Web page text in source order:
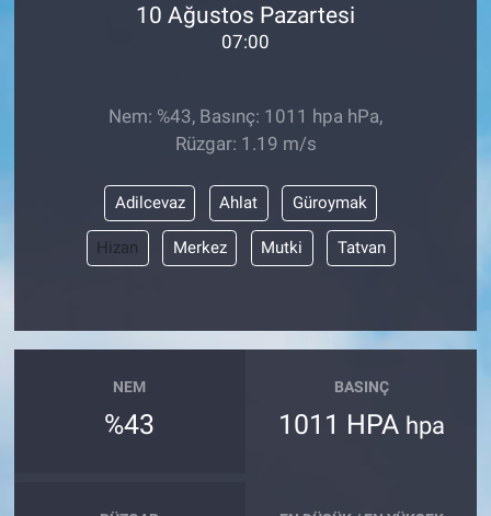
10 Ağustos Pazartesi
07:00
Nem: %43, Basınç: 1011 hpa hPa,
Rüzgar: 1.19 m/s
Adilcevaz Ahlat Güroymak
Hizan Merkez Mutki Tatvan
NEM
%43
BASINÇ
1011 HPA hpa